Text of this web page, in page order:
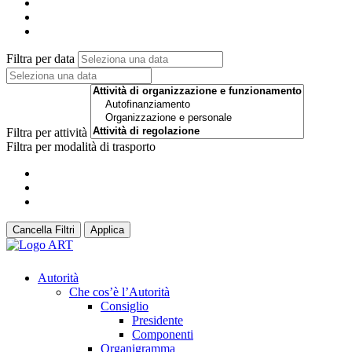
Filtra per data
Filtra per attività
Filtra per modalità di trasporto
Cancella Filtri Applica
Autorità
Che cos’è l’Autorità
Consiglio
Presidente
Componenti
Organigramma